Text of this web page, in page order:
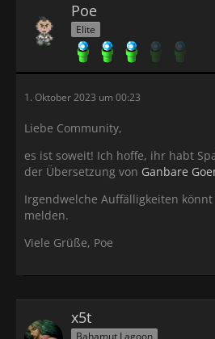
Poe
Elite
1. Oktober 2023 um 00:23
Liebe Community,
es ist soweit! Ich hoffe, ihr habt
der Übersetzung von Ganbare
Irgendwelche Auffälligkeiten
melden.
Viele Grüße, Poe
x5t
Bahamut Lagoon